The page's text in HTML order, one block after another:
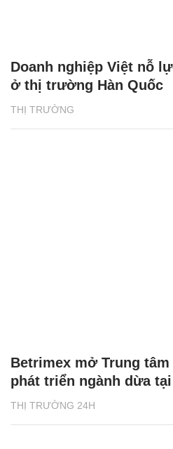
THỊ TRƯỜNG
Doanh nghiệp Việt nỗ
ở thị trường Hàn Quốc
THỊ TRƯỜNG 24H
Betrimex mở Trung
phát triển ngành dừa tại